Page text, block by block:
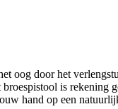
oog door het
is rekening
hand op een